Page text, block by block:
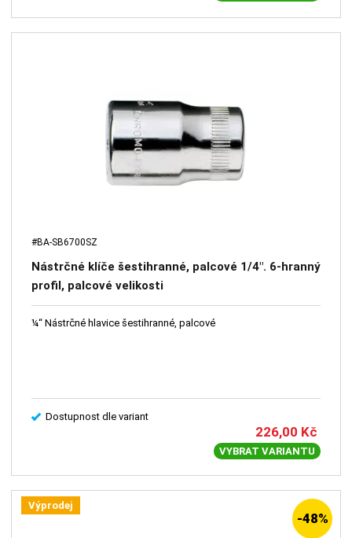
#BA-SB6700SZ
Nástrčné klíče šestihranné, palcové 1/4". 6-hranný
profil, palcové velikosti
¼“ Nástrčné hlavice šestihranné, palcové
Dostupnost dle variant
226,00 Kč
VYBRAT VARIANTU
Výprodej
-48%